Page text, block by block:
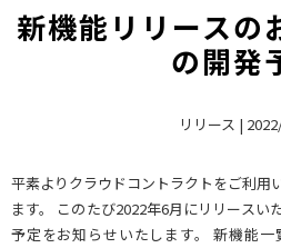
新機能リリースの
の開発
リリース |
平素よりクラウドコントラクトをご利用
ます。 このたび2022年6月にリリースい
予定をお知らせいたします。 新機能